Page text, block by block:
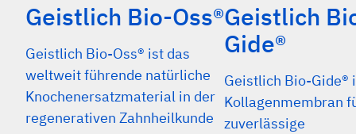
Geistlich Bio-Oss®
Geistlich Bio-Oss® ist das
weltweit führende natürliche
Knochenersatzmaterial in der
regenerativen Zahnheilkunde
Geistlich
Gide®
Geistlich Bio-Gide®
Kollagenmembran
zuverlässige